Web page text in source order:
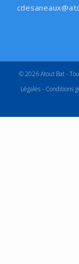
© 2026 Atout Bat -
Légales- Conditions